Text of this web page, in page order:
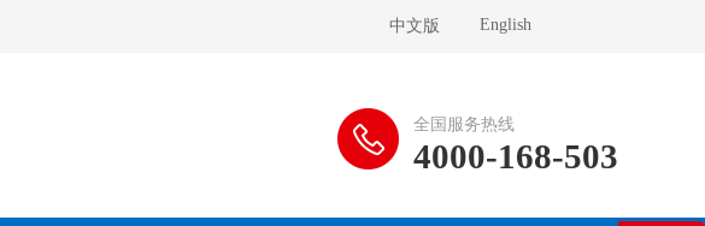
中文版 English
全国服务热线
4000-168-503